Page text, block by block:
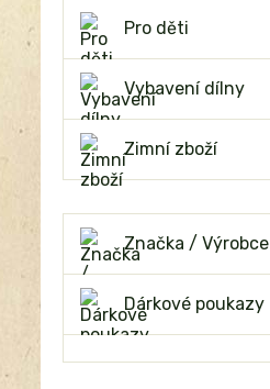
Pro děti
Vybavení dílny
Zimní zboží
Značka / Výrobce
Dárkové poukazy